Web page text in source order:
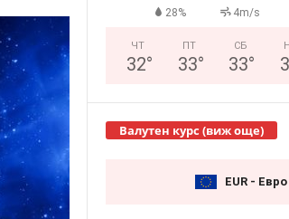
28% 4m/s
ЧТ
32°
ПТ
33°
СБ
33°
Валутен курс (виж още)
EUR - Евро